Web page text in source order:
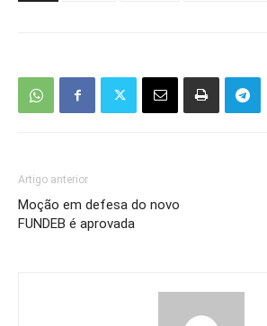
Artigo anterior
Moção em defesa do novo
FUNDEB é aprovada